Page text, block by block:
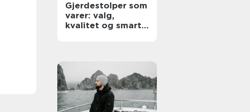
Gjerdestolper som
varer: valg,
kvalitet og smart